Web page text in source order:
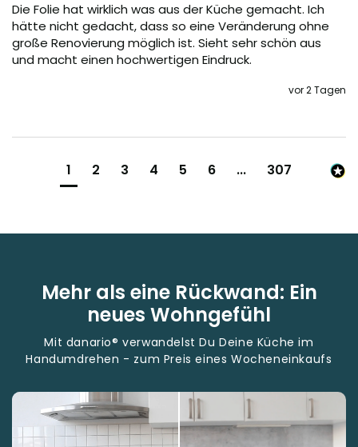
Die Folie hat wirklich was aus der Küche gemacht. Ich
hätte nicht gedacht, dass so eine Veränderung ohne
große Renovierung möglich ist. Sieht sehr schön aus
und macht einen hochwertigen Eindruck.
vor 2 Tagen
1 2 3 4 5 6 ... 307
Mehr als eine Rückwand: Ein
neues Wohngefühl
Mit danario® verwandelst Du Deine Küche im
Handumdrehen - zum Preis eines Wocheneinkaufs